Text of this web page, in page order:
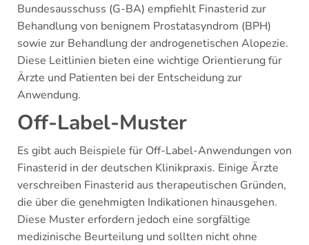
Bundesausschuss (G-BA) empfiehlt Finasterid zur
Behandlung von benignem Prostatasyndrom (BPH)
sowie zur Behandlung der androgenetischen Alopezie.
Diese Leitlinien bieten eine wichtige Orientierung für
Ärzte und Patienten bei der Entscheidung zur
Anwendung.
Off-Label-Muster
Es gibt auch Beispiele für Off-Label-Anwendungen von
Finasterid in der deutschen Klinikpraxis. Einige Ärzte
verschreiben Finasterid aus therapeutischen Gründen,
die über die genehmigten Indikationen hinausgehen.
Diese Muster erfordern jedoch eine sorgfältige
medizinische Beurteilung und sollten nicht ohne